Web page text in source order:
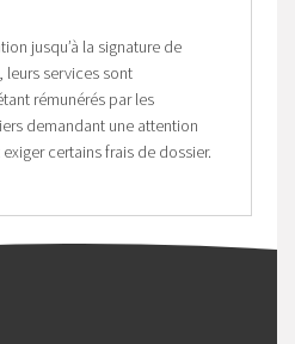
jusqu’à la signature de
services sont
rémunérés par les
demandant une attention
certains frais de dossier.